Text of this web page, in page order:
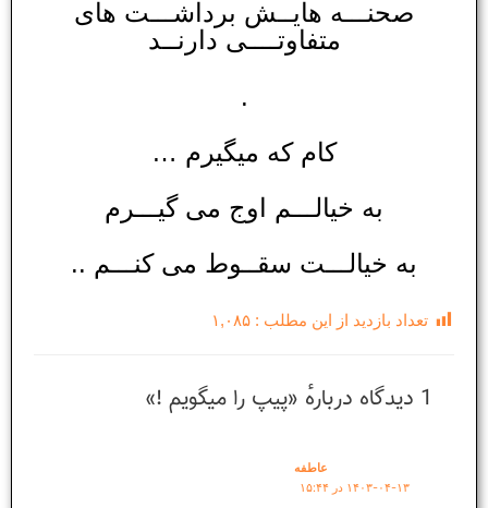
صحنـــه هایــش برداشـــت های
متفاوتــــی دارنــد
.
کام که میگیرم …
به خیالـــم اوج می گیـــرم
به خیالـــت سقــوط می کنـــم ..
تعداد بازدید از این مطلب : ۱,۰۸۵
1 دیدگاه دربارهٔ «پیپ را میگویم !»
عاطفه
۱۴۰۳-۰۴-۱۳ در ۱۵:۴۴